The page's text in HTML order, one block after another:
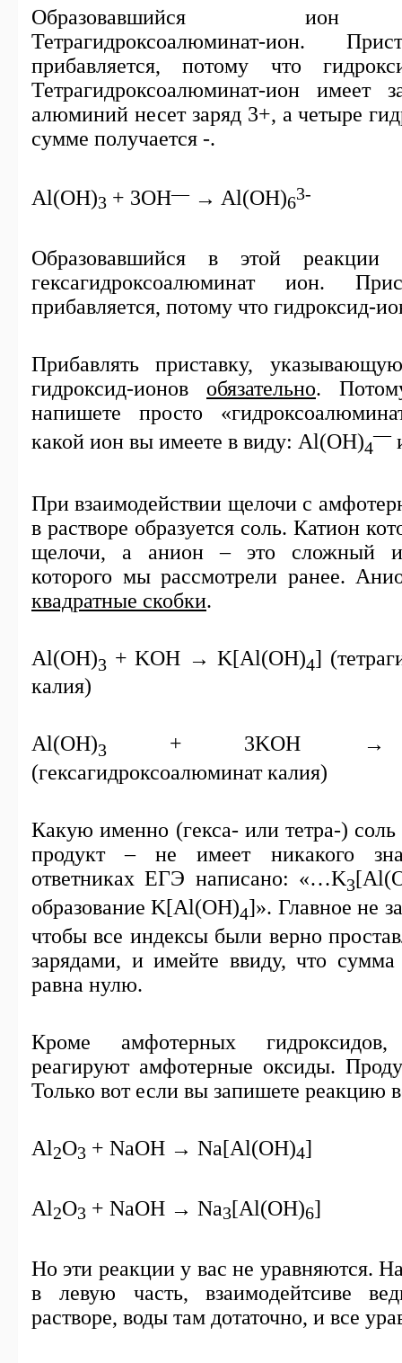
Образовавшийся ион
Тетрагидроксоалюминат-ион.
прибавляется, потому что
Тетрагидроксоалюминат-ион имеет
алюминий несет заряд 3+, а четыре
сумме получается -.
Al(OH)3 + 3OH—→ Al(OH)6
3-
Образовавшийся в этой реакции
гексагидроксоалюминат ион.
прибавляется, потому что гидроксид-
Прибавлять приставку,
гидроксид-ионов обязательно.
напишете просто
какой ион вы имеете в виду: Al(OH)4
—
При взаимодействии щелочи с
в растворе образуется соль. Катион
щелочи, а анион – это сложный
которого мы рассмотрели ранее.
квадратные скобки.
Al(OH)3 +KOH →K[Al(OH)4]
калия)
Al(OH)3 + 3KOH
(гексагидроксоалюминат калия)
Какую именно (гекса- или тетра-)
продукт – не имеет никакого
ответниках ЕГЭ написано: «…K3[Al(
образованиеK[Al(OH)4]». Главное не
чтобы все индексы были верно
зарядами, и имейте ввиду, что
равна нулю.
Кроме амфотерных
реагируют амфотерные оксиды.
Только вот если вы запишете реакцию
Al2O3 + NaOH → Na[Al(OH)4]
Al2O3 + NaOH → Na3[Al(OH)6]
Но эти реакции у вас не уравняются.
в левую часть, взаимодейтсиве
растворе, воды там дотаточно, и все